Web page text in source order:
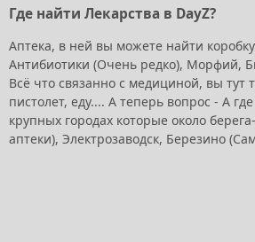
Где найти Лекарства в DayZ?
Аптека, в ней вы можете найти
Антибиотики (Очень редко), Морфий,
Всё что связанно с медициной, вы тут
пистолет, еду.... А теперь вопрос - А
крупных городах которые около
аптеки), Электрозаводск, Березино